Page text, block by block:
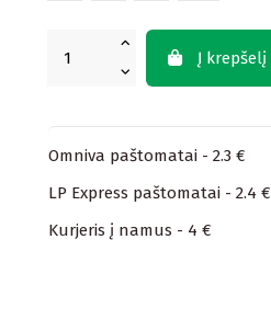
Į krepšelį
Omniva paštomatai - 2.3 €
LP Express paštomatai - 2.4 €
Kurjeris į namus - 4 €